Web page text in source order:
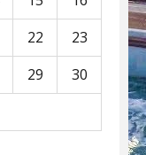
22
23
29
30